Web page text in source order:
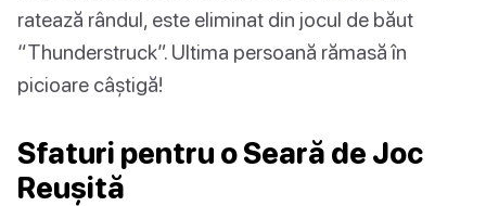
ratează rândul, este eliminat din jocul de băut
“Thunderstruck”. Ultima persoană rămasă în
picioare câștigă!
Sfaturi pentru o Seară de Joc
Reușită